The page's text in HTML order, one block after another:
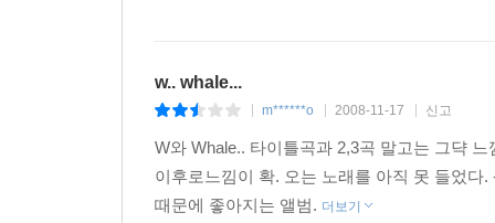
w.. whale...
m******o 2008-11-17 신고
W와 Whale.. 타이틀곡과 2,3곡 말고는 그댝
이후로느낌이 확. 오는 노래를 아직 못 들었다
때문에 좋아지는 앨범. 더보기